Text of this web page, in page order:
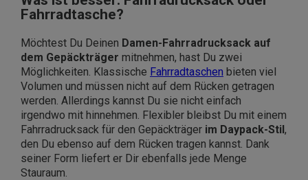
Fahrradtasche?
Möchtest Du Deinen Damen-Fahrradrucksack auf
dem Gepäckträger mitnehmen, hast Du zwei
Möglichkeiten. Klassische Fahrradtaschen bieten viel
Volumen und müssen nicht auf dem Rücken getragen
werden. Allerdings kannst Du sie nicht einfach
irgendwo mit hinnehmen. Flexibler bleibst Du mit einem
Fahrradrucksack für den Gepäckträger im Daypack-Stil,
den Du ebenso auf dem Rücken tragen kannst. Dank
seiner Form liefert er Dir ebenfalls jede Menge
Stauraum.